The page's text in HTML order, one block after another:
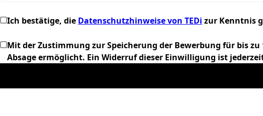
Ich bestätige, die Datenschutzhinweise von TEDi zur Kenntnis
Mit der Zustimmung zur Speicherung der Bewerbung für bis
Absage ermöglicht. Ein Widerruf dieser Einwilligung ist